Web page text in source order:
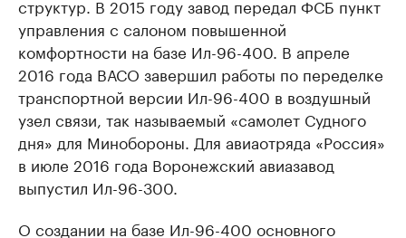
структур. В 2015 году завод передал ФСБ пункт
управления с салоном повышенной
комфортности на базе Ил-96-400. В апреле
2016 года ВАСО завершил работы по переделке
транспортной версии Ил-96-400 в воздушный
узел связи, так называемый «самолет Судного
дня» для Минобороны. Для авиаотряда «Россия»
в июле 2016 года Воронежский авиазавод
выпустил Ил-96-300.
О создании на базе Ил-96-400 основного